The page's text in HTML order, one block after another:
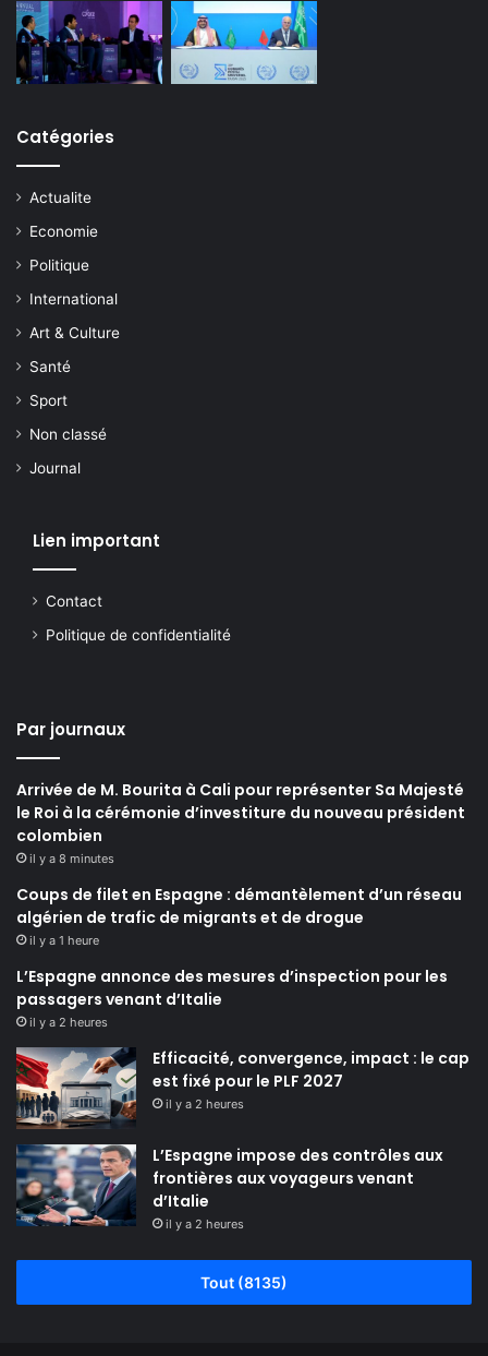
Catégories
Actualite
Economie
Politique
International
Art & Culture
Santé
Sport
Non classé
Journal
Lien important
Contact
Politique de confidentialité
Par journaux
Arrivée de M. Bourita à Cali pour représenter Sa Majesté
le Roi à la cérémonie d’investiture du nouveau président
colombien
il y a 8 minutes
Coups de filet en Espagne : démantèlement d’un réseau
algérien de trafic de migrants et de drogue
il y a 1 heure
L’Espagne annonce des mesures d’inspection pour les
passagers venant d’Italie
il y a 2 heures
Efficacité, convergence, impact : le cap
est fixé pour le PLF 2027
il y a 2 heures
L’Espagne impose des contrôles aux
frontières aux voyageurs venant
d’Italie
il y a 2 heures
Tout (8135)